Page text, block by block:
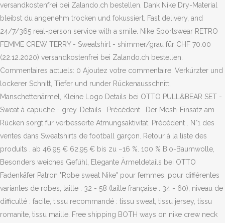
versandkostenfrei bei Zalando.ch bestellen. Dank Nike Dry-Material
bleibst du angenehm trocken und fokussiert. Fast delivery, and
24/7/365 real-person service with a smile. Nike Sportswear RETRO
FEMME CREW TERRY - Sweatshirt - shimmer/grau für CHF 70.00
(22.12.2020) versandkostenfrei bei Zalando.ch bestellen.
Commentaires actuels: 0 Ajoutez votre commentaire. Verkürzter und
lockerer Schnitt, Tiefer und runder Rückenausschnitt,
Manschettenärmel, Kleine Logo Details bei OTTO PULL&BEAR SET -
Sweat à capuche - grey. Details . Précédent . Der Mesh-Einsatz am
Rücken sorgt für verbesserte Atmungsaktivität. Précédent . N°1 des
ventes dans Sweatshirts de football garçon. Retour à la liste des
produits . ab 46,95 € 62,95 € bis zu −16 %. 100 % Bio-Baumwolle,
Besonders weiches Gefühl, Elegante Ärmeldetails bei OTTO
Fadenkäfer Patron "Robe sweat Nike" pour femmes, pour différentes
variantes de robes, taille : 32 - 58 (taille française : 34 - 60), niveau de
difficulté : facile, tissu recommandé : tissu sweat, tissu jersey, tissu
romanite, tissu maille. Free shipping BOTH ways on nike crew neck